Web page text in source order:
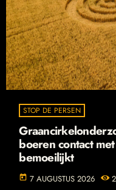
STOP DE PERSEN
boeren contact
bemoeilijkt
today 7 AUGUSTUS 2026 2